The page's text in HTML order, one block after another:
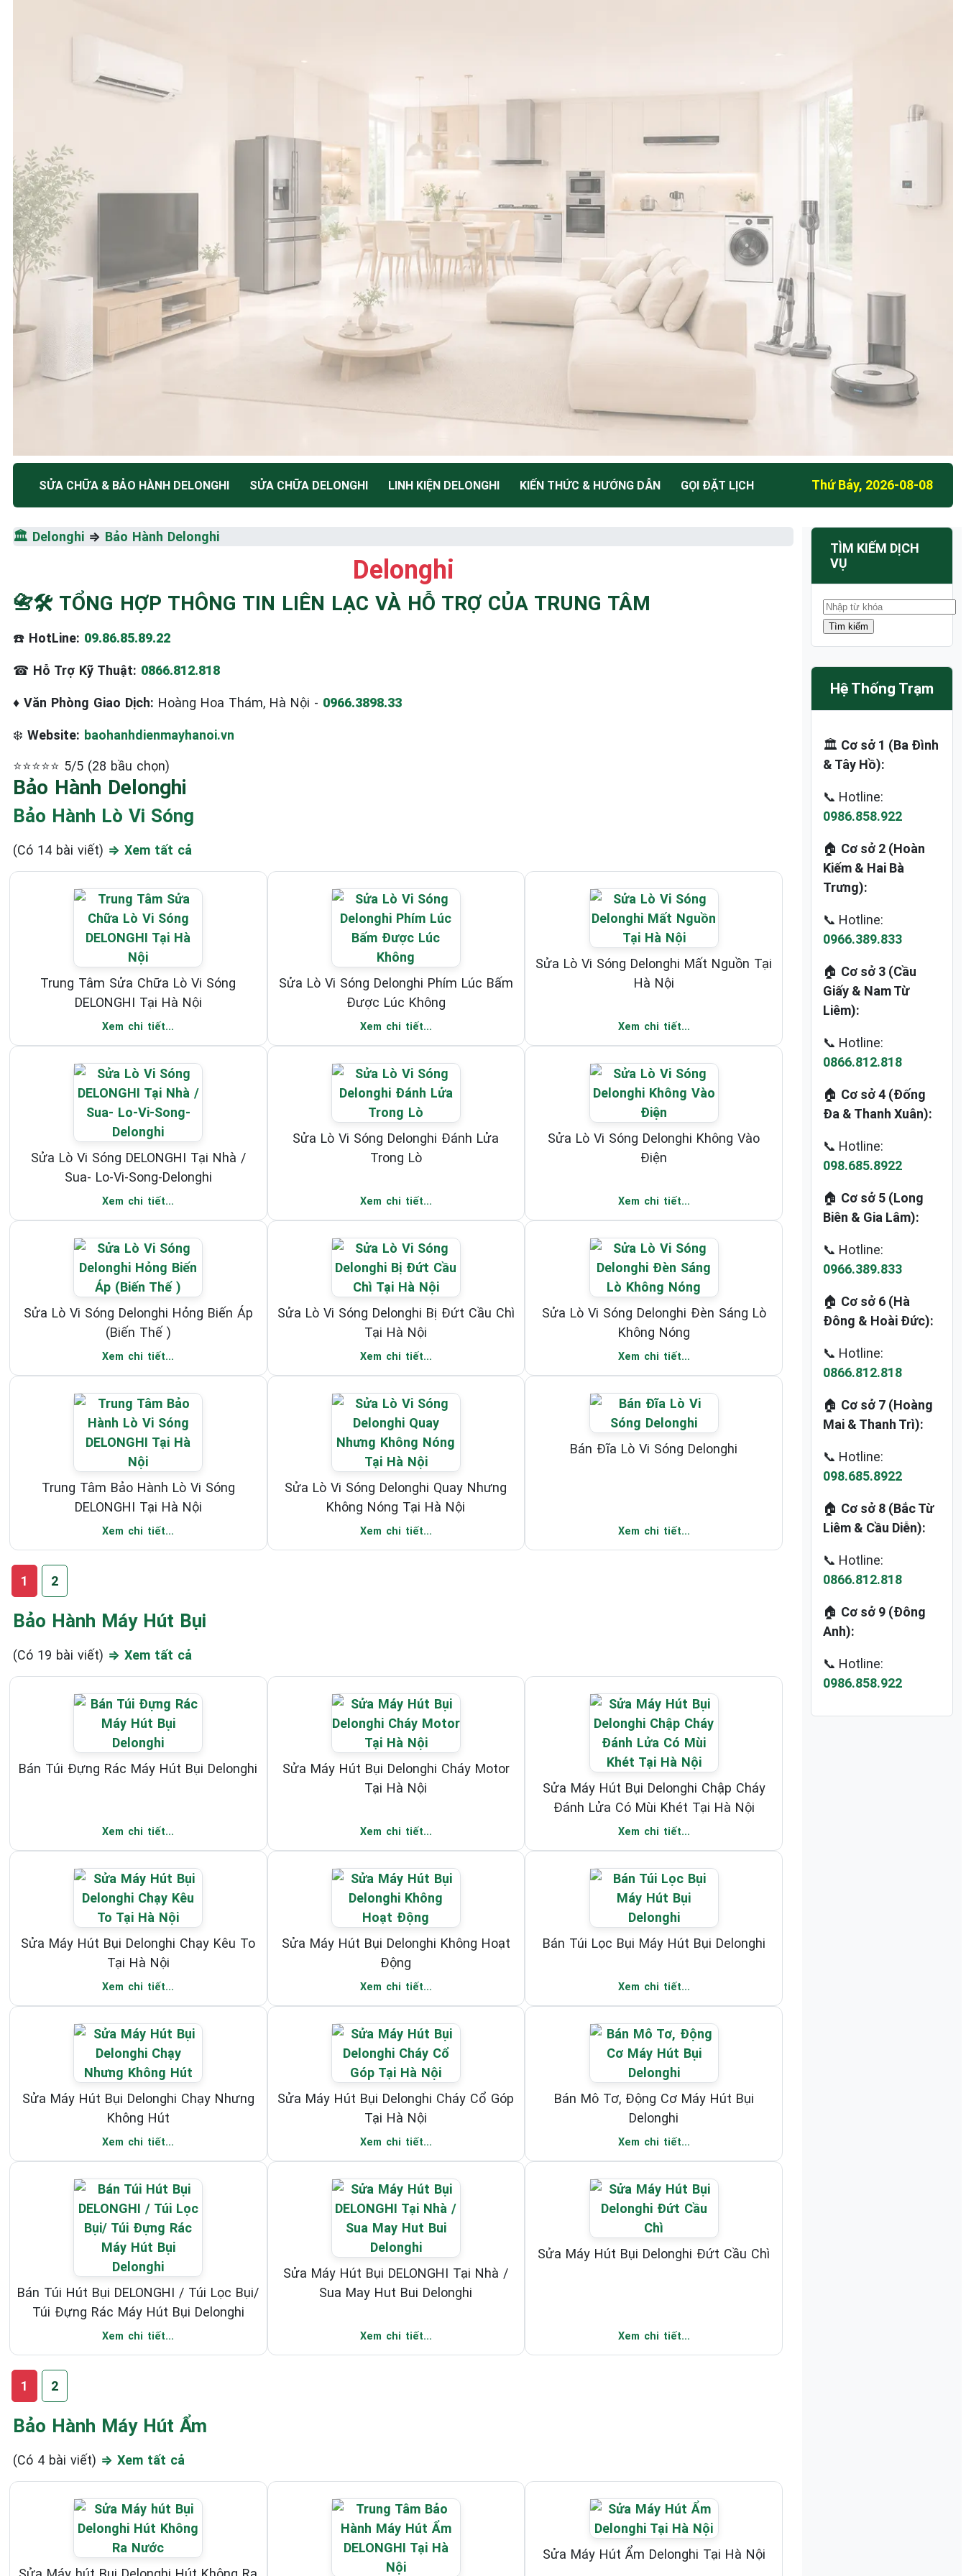
SỬA CHỮA & BẢO HÀNH
DELONGHI
SỬA CHỮA & BẢO HÀNH DELONGHI SỬA CHỮA DELONGHI LINH KIỆN DELONGHI KIẾN THỨC & HƯỚNG DẪN GỌI ĐẶT LỊCH Thứ Bảy, 2026-08-08
🏛️ Delonghi ⇒ Bảo Hành Delonghi
Delonghi
📇🛠️ TỔNG HỢP THÔNG TIN LIÊN LẠC VÀ HỖ TRỢ CỦA TRUNG TÂM
☎️ HotLine: 09.86.85.89.22
☎ Hỗ Trợ Kỹ Thuật: 0866.812.818
♦ Văn Phòng Giao Dịch: Hoàng Hoa Thám, Hà Nội - 0966.3898.33
❄️ Website: baohanhdienmayhanoi.vn
⭐⭐⭐⭐⭐ 5/5 (28 bầu chọn)
Bảo Hành Delonghi
Bảo Hành Lò Vi Sóng
(Có 14 bài viết) ⇒ Xem tất cả
Trung Tâm Sửa Chữa Lò Vi Sóng
DELONGHI Tại Hà Nội
Xem chi tiết...
Sửa Lò Vi Sóng Delonghi Phím Lúc Bấm
Được Lúc Không
Xem chi tiết...
Sửa Lò Vi Sóng Delonghi Mất Nguồn Tại
Hà Nội
Xem chi tiết...
Sửa Lò Vi Sóng DELONGHI Tại Nhà /
Sua- Lo-Vi-Song-Delonghi
Xem chi tiết...
Sửa Lò Vi Sóng Delonghi Đánh Lửa
Trong Lò
Xem chi tiết...
Sửa Lò Vi Sóng Delonghi Không Vào
Điện
Xem chi tiết...
Sửa Lò Vi Sóng Delonghi Hỏng Biến Áp
(Biến Thế )
Xem chi tiết...
Sửa Lò Vi Sóng Delonghi Bị Đứt Cầu Chì
Tại Hà Nội
Xem chi tiết...
Sửa Lò Vi Sóng Delonghi Đèn Sáng Lò
Không Nóng
Xem chi tiết...
Trung Tâm Bảo Hành Lò Vi Sóng
DELONGHI Tại Hà Nội
Xem chi tiết...
Sửa Lò Vi Sóng Delonghi Quay Nhưng
Không Nóng Tại Hà Nội
Xem chi tiết...
Bán Đĩa Lò Vi Sóng Delonghi
Xem chi tiết...
1 2
Bảo Hành Máy Hút Bụi
(Có 19 bài viết) ⇒ Xem tất cả
Bán Túi Đựng Rác Máy Hút Bụi Delonghi
Xem chi tiết...
Sửa Máy Hút Bụi Delonghi Cháy Motor
Tại Hà Nội
Xem chi tiết...
Sửa Máy Hút Bụi Delonghi Chập Cháy
Đánh Lửa Có Mùi Khét Tại Hà Nội
Xem chi tiết...
Sửa Máy Hút Bụi Delonghi Chạy Kêu To
Tại Hà Nội
Xem chi tiết...
Sửa Máy Hút Bụi Delonghi Không Hoạt
Động
Xem chi tiết...
Bán Túi Lọc Bụi Máy Hút Bụi Delonghi
Xem chi tiết...
Sửa Máy Hút Bụi Delonghi Chạy Nhưng
Không Hút
Xem chi tiết...
Sửa Máy Hút Bụi Delonghi Cháy Cổ Góp
Tại Hà Nội
Xem chi tiết...
Bán Mô Tơ, Động Cơ Máy Hút Bụi
Delonghi
Xem chi tiết...
Bán Túi Hút Bụi DELONGHI / Túi Lọc Bụi/
Túi Đựng Rác Máy Hút Bụi Delonghi
Xem chi tiết...
Sửa Máy Hút Bụi DELONGHI Tại Nhà /
Sua May Hut Bui Delonghi
Xem chi tiết...
Sửa Máy Hút Bụi Delonghi Đứt Cầu Chì
Xem chi tiết...
1 2
Bảo Hành Máy Hút Ẩm
(Có 4 bài viết) ⇒ Xem tất cả
Sửa Máy Hút Ẩm Delonghi Tại Hà Nội
TÌM KIẾM DỊCH
VỤ
Hệ Thống Trạm
🏛️ Cơ sở 1 (Ba Đình
& Tây Hồ):
📞 Hotline:
0986.858.922
🏠 Cơ sở 2 (Hoàn
Kiếm & Hai Bà
Trưng):
📞 Hotline:
0966.389.833
🏠 Cơ sở 3 (Cầu
Giấy & Nam Từ
Liêm):
📞 Hotline:
0866.812.818
🏠 Cơ sở 4 (Đống
Đa & Thanh Xuân):
📞 Hotline:
098.685.8922
🏠 Cơ sở 5 (Long
Biên & Gia Lâm):
📞 Hotline:
0966.389.833
🏠 Cơ sở 6 (Hà
Đông & Hoài Đức):
📞 Hotline:
0866.812.818
🏠 Cơ sở 7 (Hoàng
Mai & Thanh Trì):
📞 Hotline:
098.685.8922
🏠 Cơ sở 8 (Bắc Từ
Liêm & Cầu Diễn):
📞 Hotline:
0866.812.818
🏠 Cơ sở 9 (Đông
Anh):
📞 Hotline:
0986.858.922